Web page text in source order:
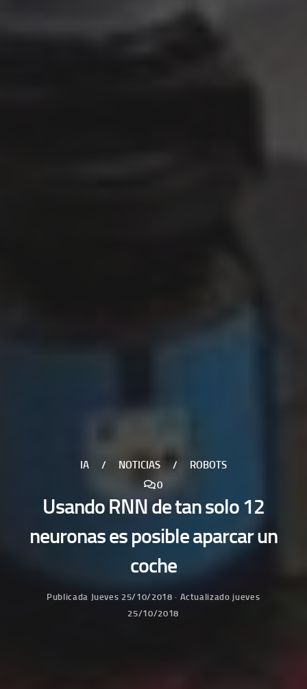
IA / NOTICIAS /
ROBOTS
0
Usando RNN de tan solo 12
neuronas es posible aparcar un
coche
Publicada Jueves 25/10/2018 · Actualizado jueves
25/10/2018